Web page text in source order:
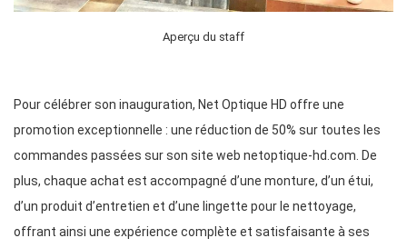
Aperçu du staff
Pour célébrer son inauguration, Net Optique HD offre une
promotion exceptionnelle : une réduction de 50% sur toutes les
commandes passées sur son site web netoptique-hd.com. De
plus, chaque achat est accompagné d’une monture, d’un étui,
d’un produit d’entretien et d’une lingette pour le nettoyage,
offrant ainsi une expérience complète et satisfaisante à ses